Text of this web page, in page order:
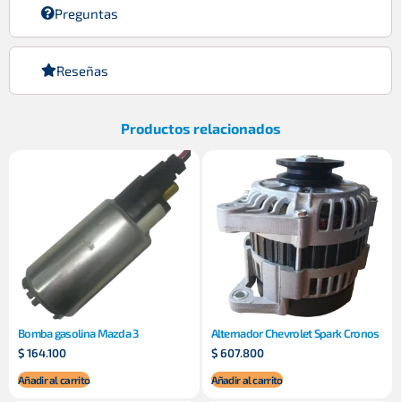
Preguntas
Reseñas
Productos relacionados
Bomba gasolina Mazda 3
$164.100
Añadir al carrito
Alternador Chevrolet Spark Cronos
$607.800
Añadir al carrito